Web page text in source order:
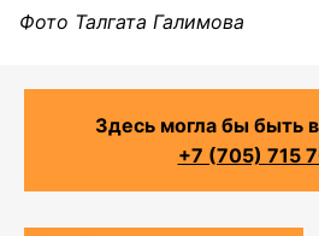
Фото Талгата Галимова
Здесь могла бы быть
+7 (705) 715